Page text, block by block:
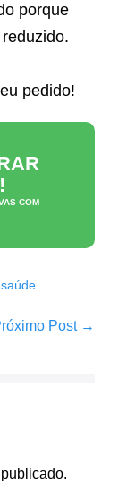
porque
pedido!
COM
saúde
Post →